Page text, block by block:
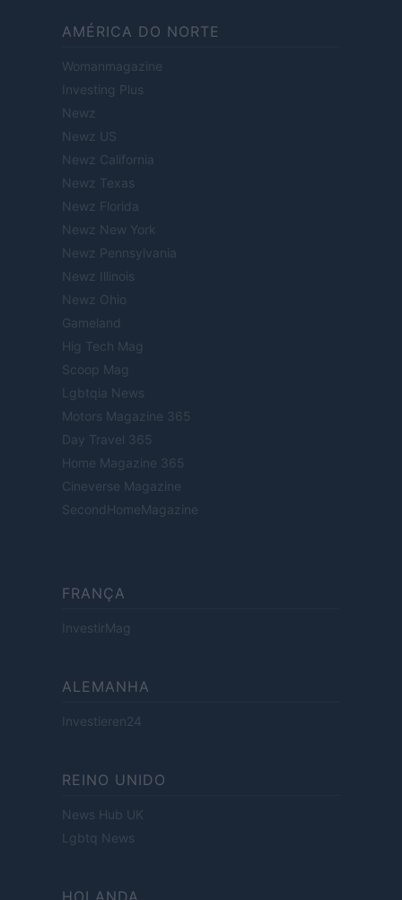
AMÉRICA DO NORTE
Womanmagazine
Investing Plus
Newz
Newz US
Newz California
Newz Texas
Newz Florida
Newz New York
Newz Pennsylvania
Newz Illinois
Newz Ohio
Gameland
Hig Tech Mag
Scoop Mag
Lgbtqia News
Motors Magazine 365
Day Travel 365
Home Magazine 365
Cineverse Magazine
SecondHomeMagazine
FRANÇA
InvestirMag
ALEMANHA
Investieren24
REINO UNIDO
News Hub UK
Lgbtq News